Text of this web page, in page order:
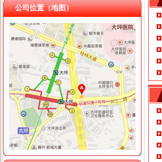
公司位置（地图）
石井坡
重庆沙坪坝石井坡化妆学校排名重庆新时代
沙坪坝石井坡：取缔违建猪场百姓拍手称好-
重庆市沙坪坝区石井坡小学排名合理吗？-我要
【重庆石井坡金牌月嫂】优质重庆石井坡金牌
【图】石井坡城铁站商务酒店_石井坡城铁站
曾家办税务登记证
我想办税务登记证,我是摊位,可以吗-110网免